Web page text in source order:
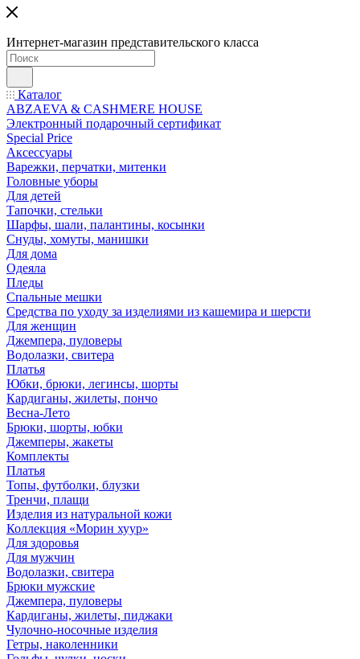
Интернет-магазин представительского класса
Каталог
ABZAEVA & CASHMERE HOUSE
Электронный подарочный сертификат
Special Price
Аксессуары
Варежки, перчатки, митенки
Головные уборы
Для детей
Тапочки, стельки
Шарфы, шали, палантины, косынки
Снуды, хомуты, манишки
Для дома
Одеяла
Пледы
Спальные мешки
Средства по уходу за изделиями из кашемира и шерсти
Для женщин
Джемпера, пуловеры
Водолазки, свитера
Платья
Юбки, брюки, легинсы, шорты
Кардиганы, жилеты, пончо
Весна-Лето
Брюки, шорты, юбки
Джемперы, жакеты
Комплекты
Платья
Топы, футболки, блузки
Тренчи, плащи
Изделия из натуральной кожи
Коллекция «Морин хуур»
Для здоровья
Для мужчин
Водолазки, свитера
Брюки мужские
Джемпера, пуловеры
Кардиганы, жилеты, пиджаки
Чулочно-носочные изделия
Гетры, наколенники